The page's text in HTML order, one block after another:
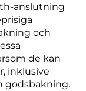
anslutning
och
de kan
inklusive
godsbakning.